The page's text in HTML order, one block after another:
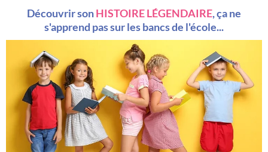
Découvrir sonHISTOIRE LÉGENDAIRE, ça ne
s'apprend pas sur les bancs de l'école...